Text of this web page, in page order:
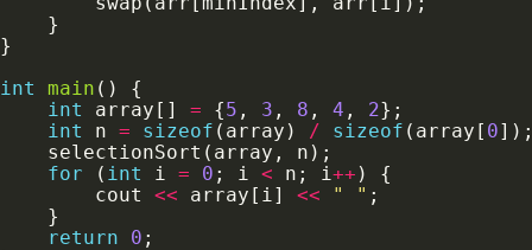
int
main
int
array[] = {5 , 3 , 8 , 4 , 2
int
n = sizeof (array) / sizeof (array[ 0
for ( int i = 0 ; i < n; i++
        cout
<< array[i] << " "
return
0